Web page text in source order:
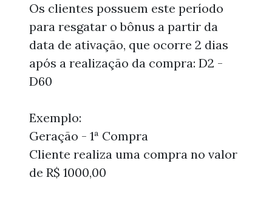
Os clientes possuem este período
para resgatar o bônus a partir da
data de ativação, que ocorre 2 dias
após a realização da compra: D2 -
D60
Exemplo:
Geração - 1ª Compra
Cliente realiza uma compra no valor
de R$ 1000,00